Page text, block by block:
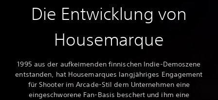
Die Entwicklung von
Housemarque
1995 aus der aufkeimenden finnischen Indie-Demoszene
entstanden, hat Housemarques langjähriges Engagement
für Shooter im Arcade-Stil dem Unternehmen eine
eingeschworene Fan-Basis beschert und ihm eine